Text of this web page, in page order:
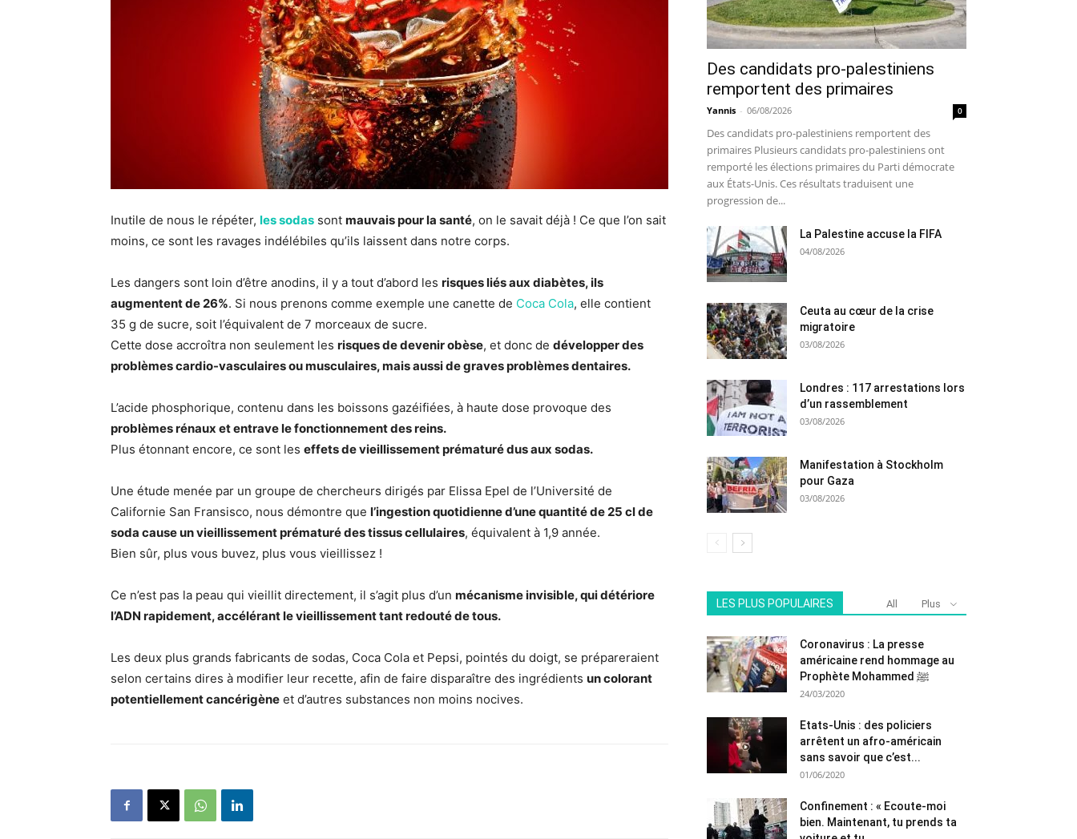
Inutile de nous le répéter, les sodas sont mauvais pour la santé, on le savait déjà ! Ce que l’on sait
moins, ce sont les ravages indélébiles qu’ils laissent dans notre corps.
Les dangers sont loin d’être anodins, il y a tout d’abord les risques liés aux diabètes, ils
augmentent de 26%. Si nous prenons comme exemple une canette de Coca Cola, elle contient
35 g de sucre, soit l’équivalent de 7 morceaux de sucre.
Cette dose accroîtra non seulement les risques de devenir obèse, et donc de développer des
problèmes cardio-vasculaires ou musculaires, mais aussi de graves problèmes dentaires.
L’acide phosphorique, contenu dans les boissons gazéifiées, à haute dose provoque des
problèmes rénaux et entrave le fonctionnement des reins.
Plus étonnant encore, ce sont les effets de vieillissement prématuré dus aux sodas.
Une étude menée par un groupe de chercheurs dirigés par Elissa Epel de l’Université de
Californie San Fransisco, nous démontre que l’ingestion quotidienne d’une quantité de 25 cl de
soda cause un vieillissement prématuré des tissus cellulaires, équivalent à 1,9 année.
Bien sûr, plus vous buvez, plus vous vieillissez !
Ce n’est pas la peau qui vieillit directement, il s’agit plus d’un mécanisme invisible, qui détériore
l’ADN rapidement, accélérant le vieillissement tant redouté de tous.
Les deux plus grands fabricants de sodas, Coca Cola et Pepsi, pointés du doigt, se prépareraient
selon certains dires à modifier leur recette, afin de faire disparaître des ingrédients un colorant
potentiellement cancérigène et d’autres substances non moins nocives.
Des candidats pro-palestiniens
remportent des primaires
Yannis - 06/08/2026 0
Des candidats pro-palestiniens remportent des
primaires Plusieurs candidats pro-palestiniens ont
remporté les élections primaires du Parti démocrate
aux États-Unis. Ces résultats traduisent une
progression de...
La Palestine accuse la FIFA
04/08/2026
Ceuta au cœur de la crise
migratoire
03/08/2026
Londres : 117 arrestations lors
d’un rassemblement
03/08/2026
Manifestation à Stockholm
pour Gaza
03/08/2026
LES PLUS POPULAIRES All Plus
Coronavirus : La presse
américaine rend hommage au
Prophète Mohammed ﷺ
24/03/2020
Etats-Unis : des policiers
arrêtent un afro-américain
sans savoir que c’est...
01/06/2020
Confinement : « Ecoute-moi
bien. Maintenant, tu prends ta